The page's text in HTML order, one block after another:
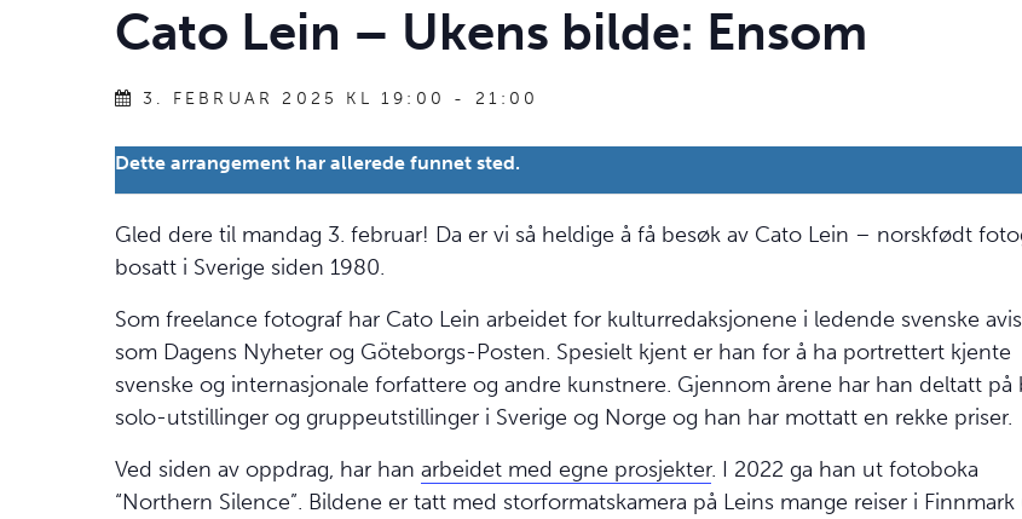
Cato Lein – Ukens bilde: Ensom
3. FEBRUAR 2025 KL 19:00 - 21:00
Dette arrangement har allerede funnet sted.
Gled dere til mandag 3. februar! Da er vi så heldige å få besøk av Cato Lein – norskfødt
bosatt i Sverige siden 1980.
Som freelance fotograf har Cato Lein arbeidet for kulturredaksjonene i ledende svenske
som Dagens Nyheter og Göteborgs-Posten. Spesielt kjent er han for å ha portrettert kjente
svenske og internasjonale forfattere og andre kunstnere. Gjennom årene har han deltatt på
solo-utstillinger og gruppeutstillinger i Sverige og Norge og han har mottatt en rekke priser.
Ved siden av oppdrag, har han arbeidet med egne prosjekter. I 2022 ga han ut fotoboka
“Northern Silence”. Bildene er tatt med storformatskamera på Leins mange reiser i Finnmark